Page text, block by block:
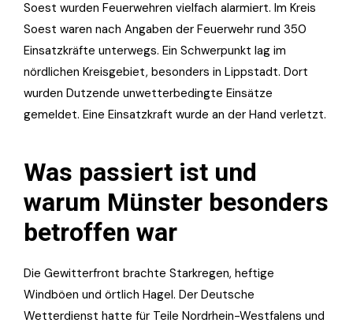
Soest wurden Feuerwehren vielfach alarmiert. Im Kreis
Soest waren nach Angaben der Feuerwehr rund 350
Einsatzkräfte unterwegs. Ein Schwerpunkt lag im
nördlichen Kreisgebiet, besonders in Lippstadt. Dort
wurden Dutzende unwetterbedingte Einsätze
gemeldet. Eine Einsatzkraft wurde an der Hand verletzt.
Was passiert ist und
warum Münster besonders
betroffen war
Die Gewitterfront brachte Starkregen, heftige
Windböen und örtlich Hagel. Der Deutsche
Wetterdienst hatte für Teile Nordrhein-Westfalens und